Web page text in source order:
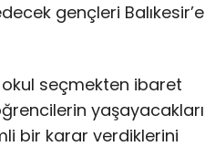
gençleri Balıkesir’e
seçmekten ibaret
yaşayacakları
bir karar verdiklerini